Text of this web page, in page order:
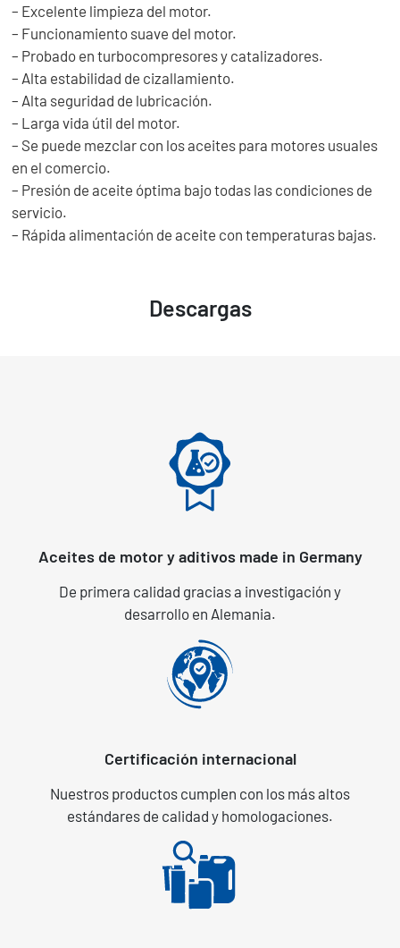
Descargas
– Excelente limpieza del motor.
– Funcionamiento suave del motor.
– Probado en turbocompresores y catalizadores.
– Alta estabilidad de cizallamiento.
– Alta seguridad de lubricación.
– Larga vida útil del motor.
– Se puede mezclar con los aceites para motores usuales
en el comercio.
– Presión de aceite óptima bajo todas las condiciones de
servicio.
– Rápida alimentación de aceite con temperaturas bajas.
Aceites de motor y aditivos made in Germany
De primera calidad gracias a investigación y
desarrollo en Alemania.
Certificación internacional
Nuestros productos cumplen con los más altos
estándares de calidad y homologaciones.